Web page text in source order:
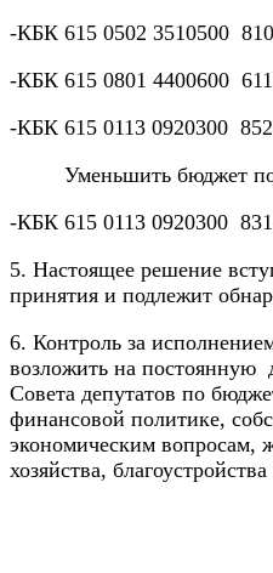
-КБК 615 0502 3510500
-КБК 615 0801 4400600
-КБК 615 0113 0920300
Уменьшить бюджет по
-КБК 615 0113 0920300
5. Настоящее решение
принятия и подлежит
6. Контроль за
возложить на постоянную
Совета депутатов по
финансовой политике,
экономическим вопросам,
хозяйства,